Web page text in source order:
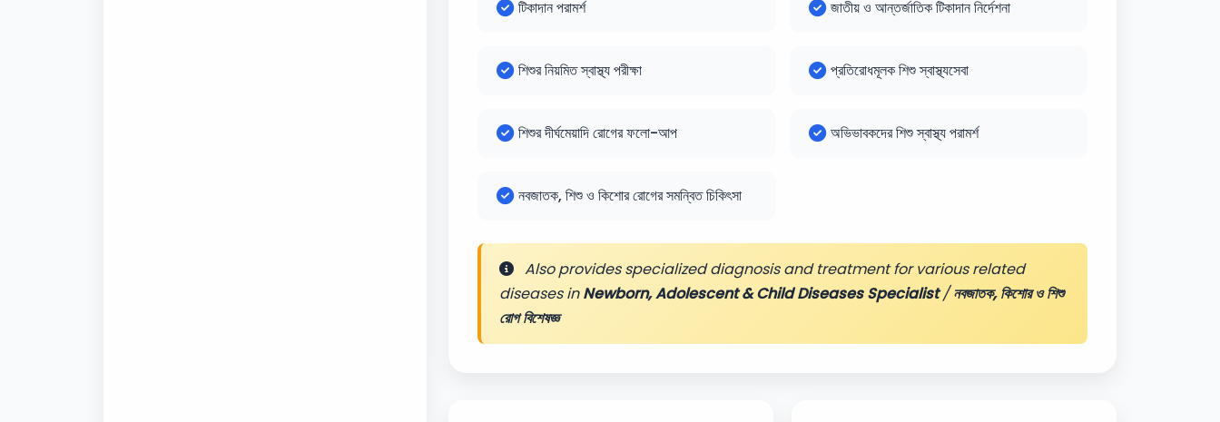
টিকাদান পরামর্শ জাতীয় ও আন্তর্জাতিক টিকাদান নির্দেশনা
শিশুর নিয়মিত স্বাস্থ্য পরীক্ষা প্রতিরোধমূলক শিশু স্বাস্থ্যসেবা
শিশুর দীর্ঘমেয়াদি রোগের ফলো-আপ অভিভাবকদের শিশু স্বাস্থ্য পরামর্শ
নবজাতক, শিশু ও কিশোর রোগের সমন্বিত চিকিৎসা
Also provides specialized diagnosis and treatment for various related
diseases inNewborn, Adolescent & Child Diseases Specialist/নবজাতক, কিশোর ও শিশু
রোগ বিশেষজ্ঞ